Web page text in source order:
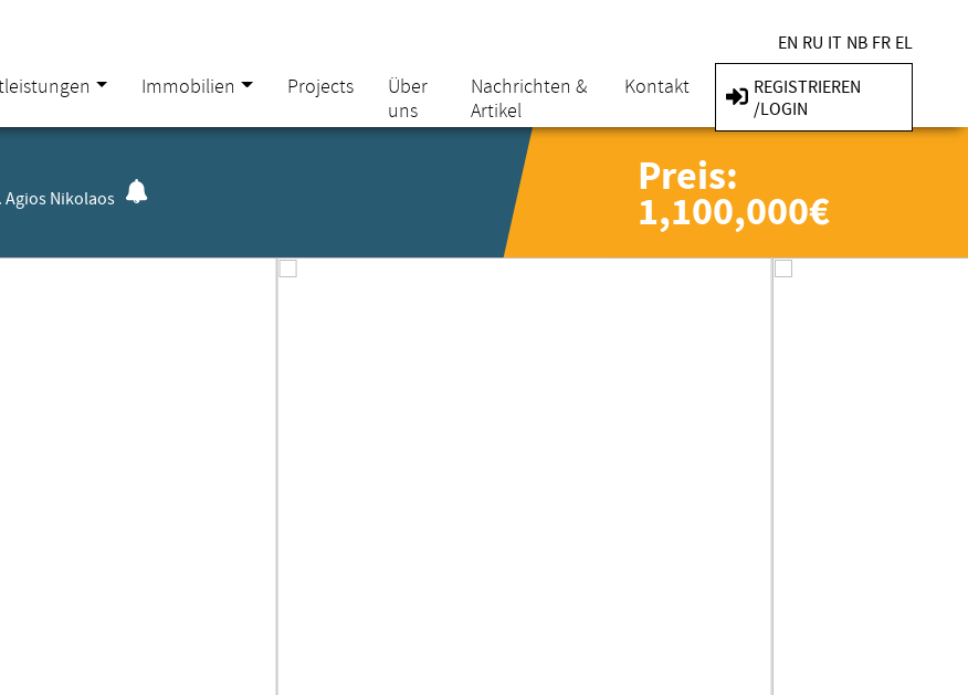
Immobilien Projects
Über
uns
Nachrichten &
Artikel
Kontakt
EN RU IT NB FR EL
REGISTRIEREN
/LOGIN
Nikolaos
Preis:
1,100,000€